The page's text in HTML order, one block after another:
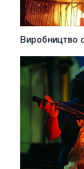
Виробництво
рекордному
рівні.
Що
далі?
Виробництво